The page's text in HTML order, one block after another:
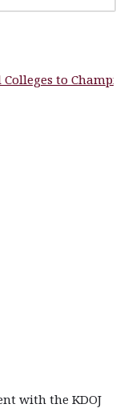
to Champion
with the KDOJ